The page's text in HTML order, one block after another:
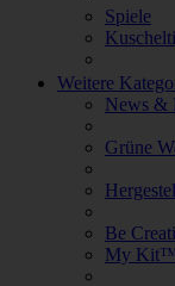
Spiele
Weitere
News &
Grüne
Be
My